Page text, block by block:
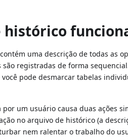
histórico
uma descrição de todas as
registradas de forma
pode desmarcar tabelas
por um usuário causa duas ações
no arquivo de histórico (a
nem ralentar o trabalho do